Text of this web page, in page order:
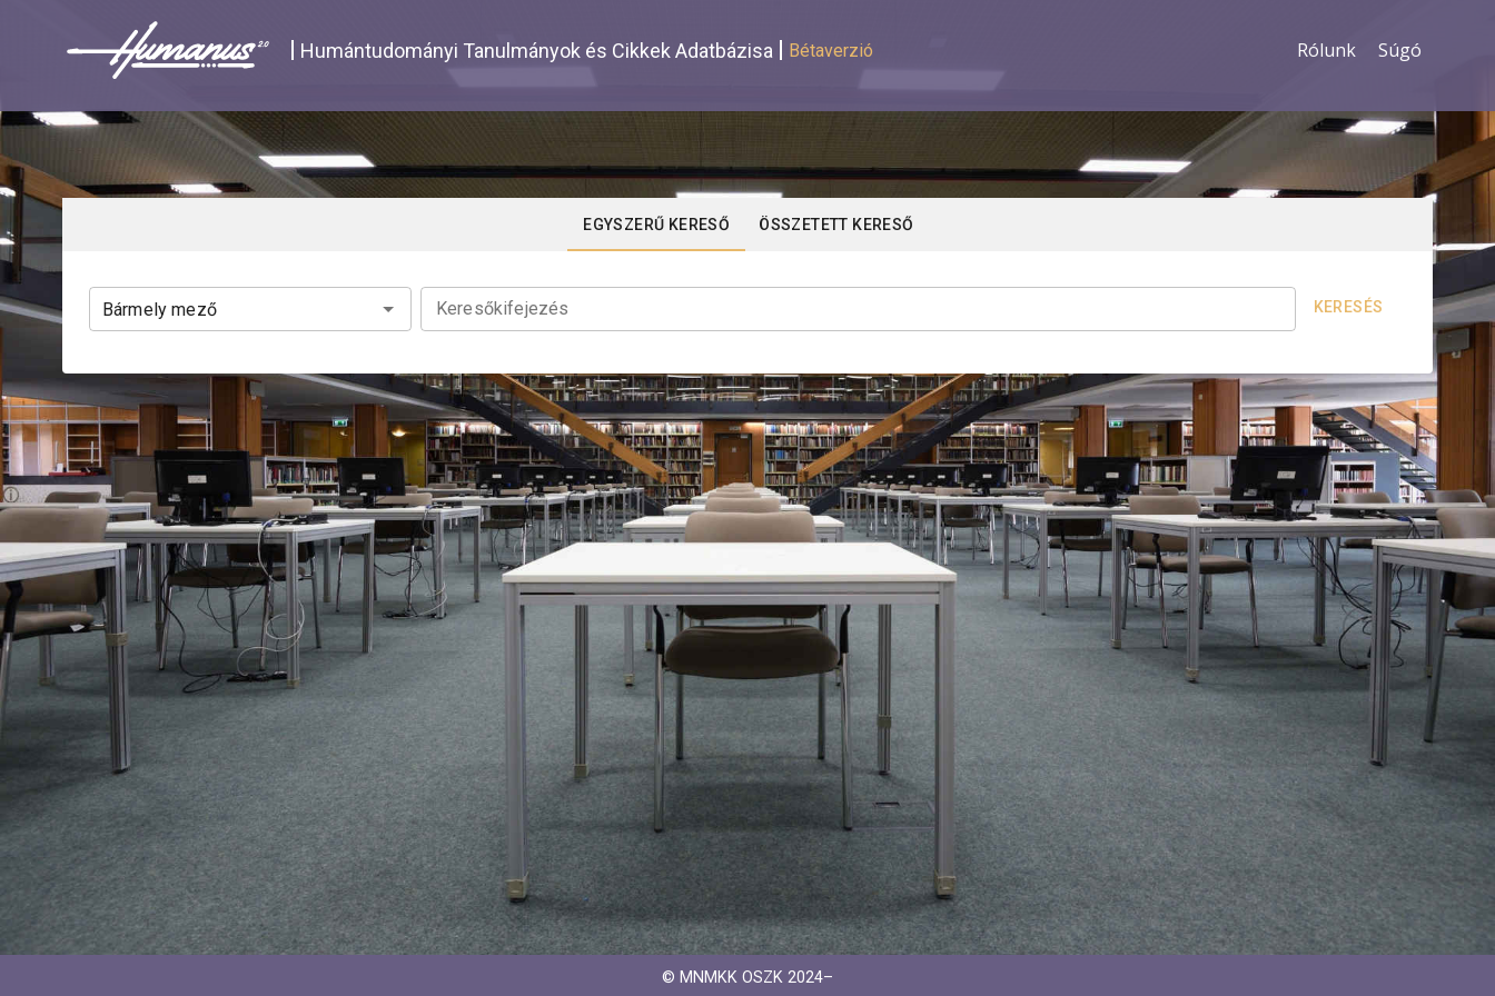
Humántudományi Tanulmányok és Cikkek Adatbázisa Bétaverzió Rólunk Súgó
EGYSZERŰ KERESŐ ÖSSZETETT KERESŐ
Keresőkifejezés KERESÉS
© MNMKK OSZK 2024–